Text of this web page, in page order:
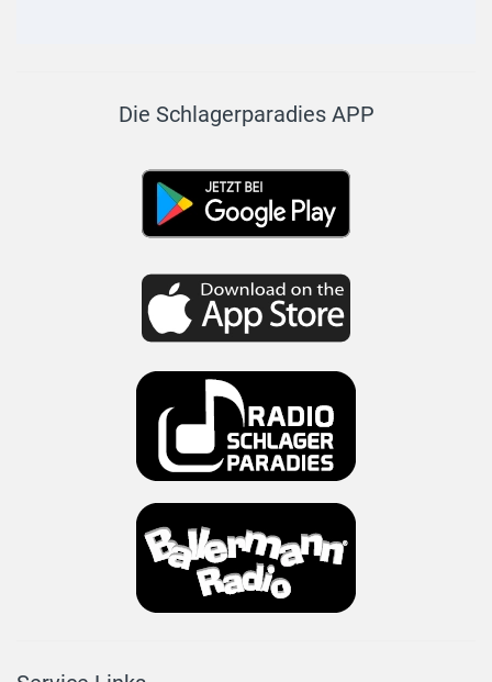
Die Schlagerparadies APP